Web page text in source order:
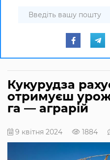
Кукурудза
отримуєш
га — аграрій
9 квітня 2024 1884